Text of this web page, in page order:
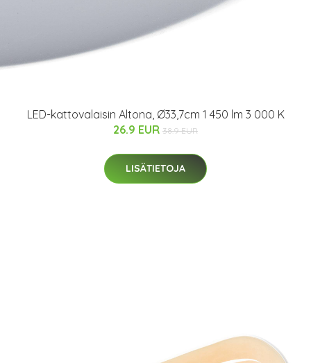
LED-kattovalaisin Altona, Ø33,7cm 1 450 lm 3 000 K
26.9 EUR 38.9 EUR
LISÄTIETOJA